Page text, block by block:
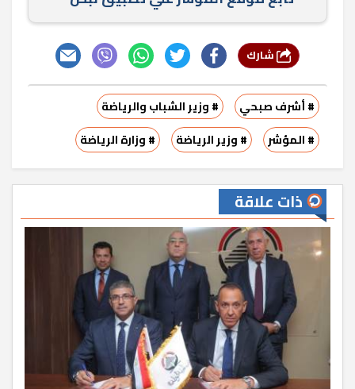
# أشرف صبحي
# وزير الشباب والرياضة
# المؤشر
# وزير الرياضة # وزارة الرياضة
ذات علاقة